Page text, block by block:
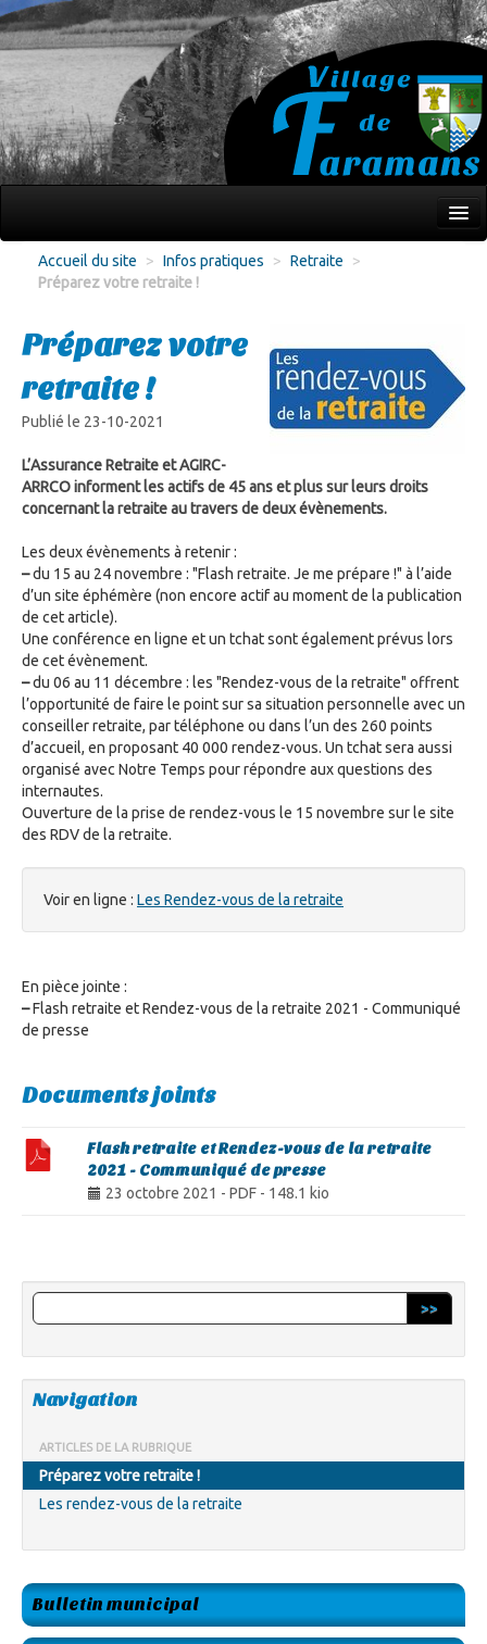
Écoles Jeunesse
Culture Loisirs
Associations
Environnement
Infos pratiques
Accueil du site > Infos pratiques > Retraite
>
Préparez votre retraite !
Préparez votre
retraite !
Publié le 23-10-2021
L’Assurance Retraite et AGIRC-
ARRCO informent les actifs de 45 ans et plus sur leurs droits
concernant la retraite au travers de deux évènements.
Les deux évènements à retenir :
–du 15 au 24 novembre : "Flash retraite. Je me prépare !" à l’aide
d’un site éphémère (non encore actif au moment de la publication
de cet article).
Une conférence en ligne et un tchat sont également prévus lors
de cet évènement.
–du 06 au 11 décembre : les "Rendez-vous de la retraite" offrent
l’opportunité de faire le point sur sa situation personnelle avec un
conseiller retraite, par téléphone ou dans l’un des 260 points
d’accueil, en proposant 40 000 rendez-vous. Un tchat sera aussi
organisé avec Notre Temps pour répondre aux questions des
internautes.
Ouverture de la prise de rendez-vous le 15 novembre sur le site
des RDV de la retraite.
Voir en ligne : Les Rendez-vous de la retraite
En pièce jointe :
–Flash retraite et Rendez-vous de la retraite 2021 - Communiqué
de presse
Documents joints
Flash retraite et Rendez-vous de la retraite
2021 - Communiqué de presse
23 octobre 2021 - PDF - 148.1 kio
>>
Navigation
ARTICLES DE LA RUBRIQUE
Préparez votre retraite !
Les rendez-vous de la retraite
Bulletin municipal